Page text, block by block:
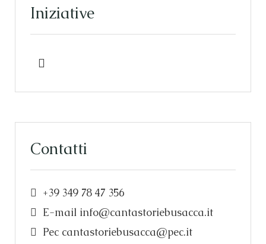
Iniziative
Contatti
+39 349 78 47 356
E-mail info@cantastoriebusacca.it
Pec cantastoriebusacca@pec.it